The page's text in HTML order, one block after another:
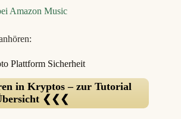
Amazon Music
Plattform Sicherheit
in Kryptos – zur Tutorial
❮❮❮